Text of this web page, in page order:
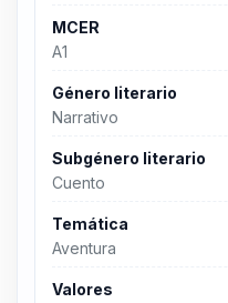
MCER
A1
Género literario
Narrativo
Subgénero literario
Cuento
Temática
Aventura
Valores